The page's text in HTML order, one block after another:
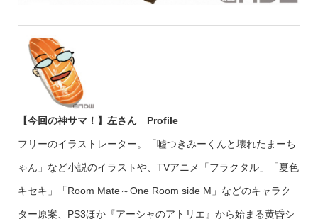
【今回の神サマ！】左さん Profile
フリーのイラストレーター。「嘘つきみーくんと壊れたまーち
ゃん」など小説のイラストや、TVアニメ「フラクタル」「夏色
キセキ」「Room Mate～One Room side M」などのキャラク
ター原案、PS3ほか『アーシャのアトリエ』から始まる黄昏シ